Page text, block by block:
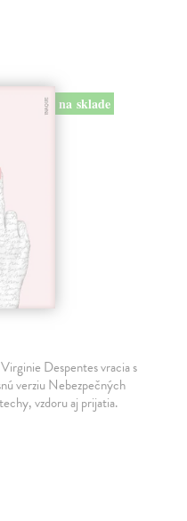
na sklade
Despentes vracia s
verziu Nebezpečných
vzdoru aj prijatia.